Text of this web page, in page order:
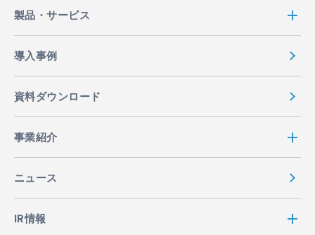
製品・サービス
導入事例
資料ダウンロード
事業紹介
ニュース
IR情報